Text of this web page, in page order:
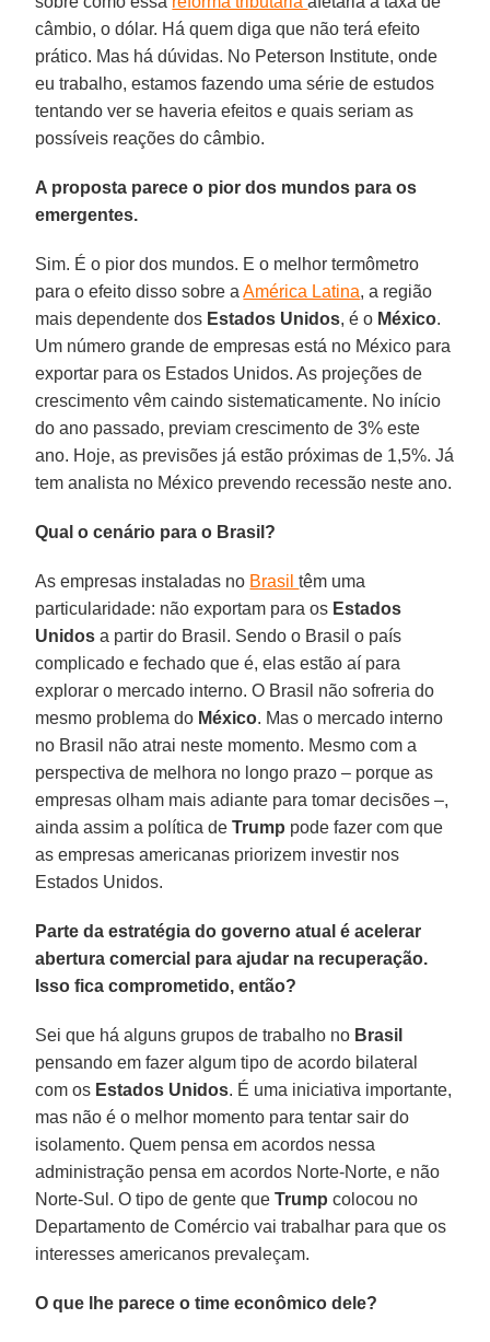
câmbio, o dólar. Há quem diga que não terá efeito
prático. Mas há dúvidas. No Peterson Institute, onde
eu trabalho, estamos fazendo uma série de estudos
tentando ver se haveria efeitos e quais seriam as
possíveis reações do câmbio.
A proposta parece o pior dos mundos para os
emergentes.
Sim. É o pior dos mundos. E o melhor termômetro
para o efeito disso sobre aAmérica Latina, a região
mais dependente dos Estados Unidos, é o México.
Um número grande de empresas está no México para
exportar para os Estados Unidos. As projeções de
crescimento vêm caindo sistematicamente. No início
do ano passado, previam crescimento de 3% este
ano. Hoje, as previsões já estão próximas de 1,5%. Já
tem analista no México prevendo recessão neste ano.
Qual o cenário para o Brasil?
As empresas instaladas no Brasiltêm uma
particularidade: não exportam para os Estados
Unidos a partir do Brasil. Sendo o Brasil o país
complicado e fechado que é, elas estão aí para
explorar o mercado interno. O Brasil não sofreria do
mesmo problema do México. Mas o mercado interno
no Brasil não atrai neste momento. Mesmo com a
perspectiva de melhora no longo prazo – porque as
empresas olham mais adiante para tomar decisões –,
ainda assim a política deTrump pode fazer com que
as empresas americanas priorizem investir nos
Estados Unidos.
Parte da estratégia do governo atual é acelerar
abertura comercial para ajudar na recuperação.
Isso fica comprometido, então?
Sei que há alguns grupos de trabalho no Brasil
pensando em fazer algum tipo de acordo bilateral
com os Estados Unidos. É uma iniciativa importante,
mas não é o melhor momento para tentar sair do
isolamento. Quem pensa em acordos nessa
administração pensa em acordos Norte-Norte, e não
Norte-Sul. O tipo de gente queTrump colocou no
Departamento de Comércio vai trabalhar para que os
interesses americanos prevaleçam.
O que lhe parece o time econômico dele?